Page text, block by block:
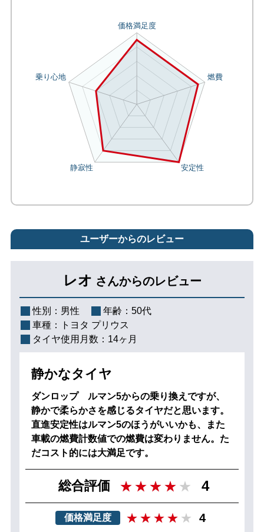
ユーザーからのレビュー
レオ さんからのレビュー
性別： 男性 年齢： 50代
車種：
トヨタ プリウス
タイヤ使用月数： 14ヶ月
静かなタイヤ
ダンロップ ルマン5からの乗り換えですが、
静かで柔らかさを感じるタイヤだと思います。
直進安定性はルマン5のほうがいいかも、また
車載の燃費計数値での燃費は変わりません。た
だコスト的には大満足です。
総合評価 4
価格満足度 4